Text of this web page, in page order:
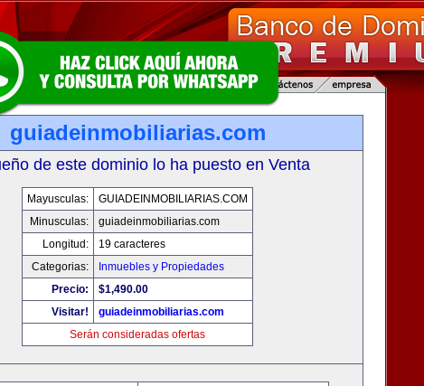
guiadeinmobiliarias.com
de este dominio lo ha puesto en Venta
Mayusculas:
GUIADEINMOBILIARIAS.COM
Minusculas:
guiadeinmobiliarias.com
Longitud:
19 caracteres
Categorias:
Inmuebles y Propiedades
Precio:
$1,490.00
Visitar!
guiadeinmobiliarias.com
Serán consideradas ofertas